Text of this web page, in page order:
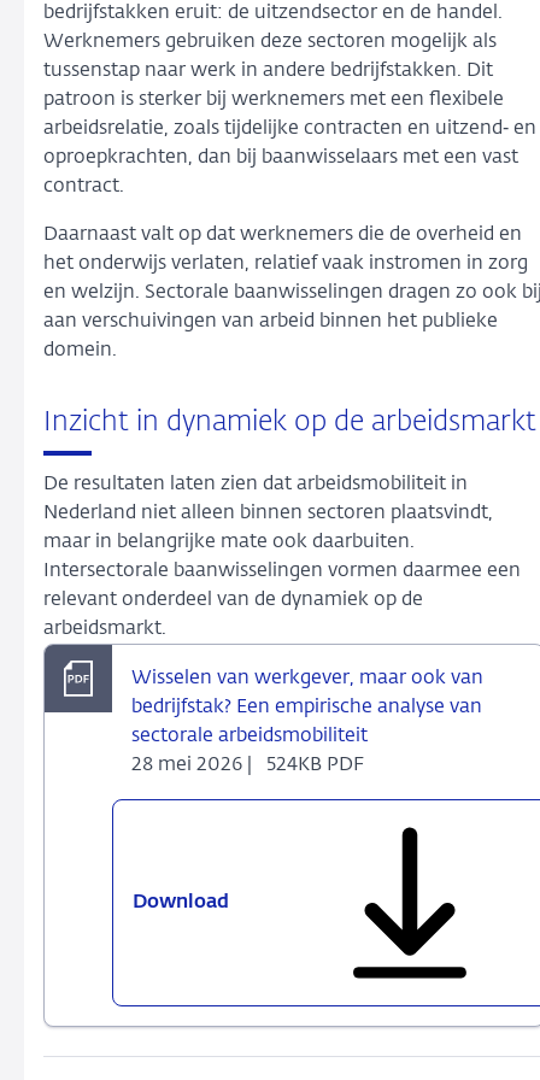
bedrijfstakken eruit: de uitzendsector en de handel.
Werknemers gebruiken deze sectoren mogelijk als
tussenstap naar werk in andere bedrijfstakken. Dit
patroon is sterker bij werknemers met een flexibele
arbeidsrelatie, zoals tijdelijke contracten en uitzend‑ en
oproepkrachten, dan bij baanwisselaars met een vast
contract.
Daarnaast valt op dat werknemers die de overheid en
het onderwijs verlaten, relatief vaak instromen in zorg
en welzijn. Sectorale baanwisselingen dragen zo ook
aan verschuivingen van arbeid binnen het publieke
domein.
Inzicht in dynamiek op de arbeidsmarkt
De resultaten laten zien dat arbeidsmobiliteit in
Nederland niet alleen binnen sectoren plaatsvindt,
maar in belangrijke mate ook daarbuiten.
Intersectorale baanwisselingen vormen daarmee een
relevant onderdeel van de dynamiek op de
arbeidsmarkt.
Wisselen van werkgever, maar ook van
bedrijfstak? Een empirische analyse van
sectorale arbeidsmobiliteit
28 mei 2026 |
524KB PDF
Download